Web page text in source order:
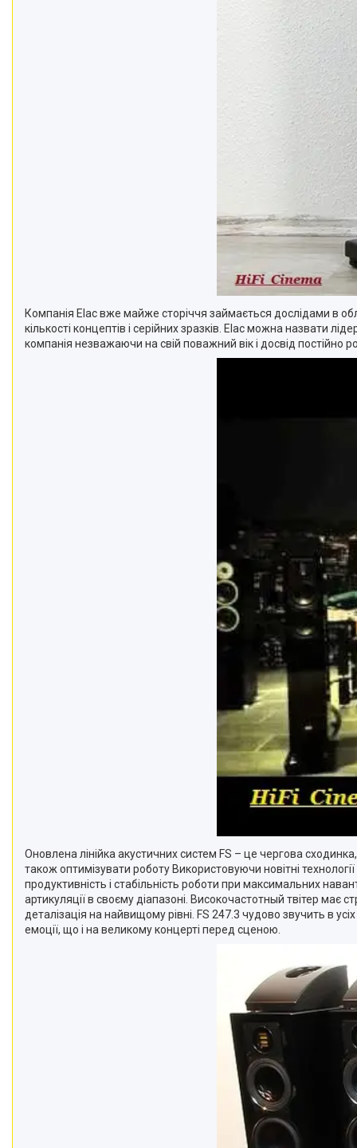
Компанія Elacвже майже сторіччя займається дослідами в
кількості концептів і серійних зразків. Elacможна назвати
компанія незважаючи на свій поважний вік і досвід постійно
Оновлена лінійка акустичних систем FS – це чергова
також оптимізувати роботу Використовуючи новітні
продуктивність і стабільність роботи при максимальних
артикуляції в своєму діапазоні. Високочастотный твітер має
деталізація на найвищому рівні. FS 247.3 чудово звучить в
емоції, що і на великому концерті перед сценою.